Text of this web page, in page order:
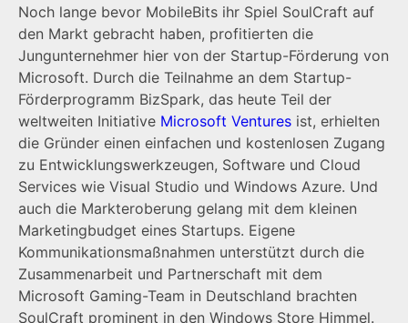
Noch lange bevor MobileBits ihr Spiel SoulCraft auf
den Markt gebracht haben, profitierten die
Jungunternehmer hier von der Startup-Förderung von
Microsoft. Durch die Teilnahme an dem Startup-
Förderprogramm BizSpark, das heute Teil der
weltweiten Initiative Microsoft Ventures ist, erhielten
die Gründer einen einfachen und kostenlosen Zugang
zu Entwicklungswerkzeugen, Software und Cloud
Services wie Visual Studio und Windows Azure. Und
auch die Markteroberung gelang mit dem kleinen
Marketingbudget eines Startups. Eigene
Kommunikationsmaßnahmen unterstützt durch die
Zusammenarbeit und Partnerschaft mit dem
Microsoft Gaming-Team in Deutschland brachten
SoulCraft prominent in den Windows Store Himmel.